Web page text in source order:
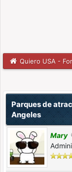
Quiero USA -
Parques de
Angeles
Mary